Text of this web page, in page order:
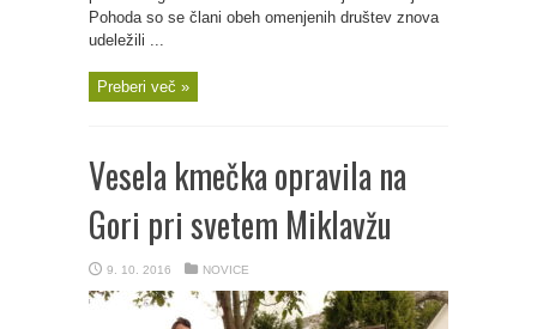
Pohoda so se člani obeh omenjenih društev znova
udeležili ...
Preberi več »
Vesela kmečka opravila na
Gori pri svetem Miklavžu
9. 10. 2016 NOVICE